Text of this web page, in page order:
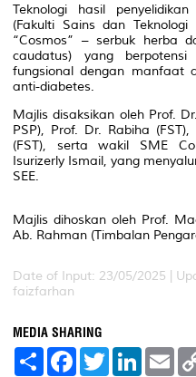
Teknologi hasil
(Fakulti Sains dan
“Cosmos” – serbuk herba
caudatus) yang
fungsional dengan manfaat
anti-diabetes.
Majlis disaksikan oleh Prof.
PSP), Prof. Dr. Rabiha
(FST), serta wakil SME
Isurizerly Ismail, yang
SEE.
Majlis dihoskan oleh Prof.
Ab. Rahman (Timbalan
Date of Input: 23/05/2025 |
faizfarhan
MEDIA SHARING
S
F
a
T
w
L
E
m